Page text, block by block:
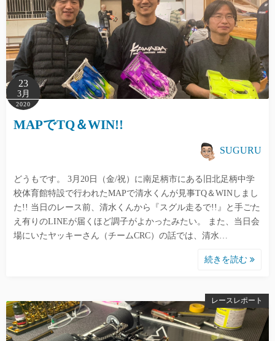
23
3月
2020
MAPでTQ＆WIN!!
SUGURU
どうもです。 3月20日（金/祝）に南足柄市にある旧北足柄中学
校体育館特設で行われたMAPで清水くんが見事TQ＆WINしまし
た!! 当日のレース前、清水くんから『スグル走るで!!』と手ごた
え有りのLINEが届くほど調子がよかったみたい。 また、当日会
場にいたヤッキーさん（チームCRC）の話では、清水…
続きを読む
レースレポート